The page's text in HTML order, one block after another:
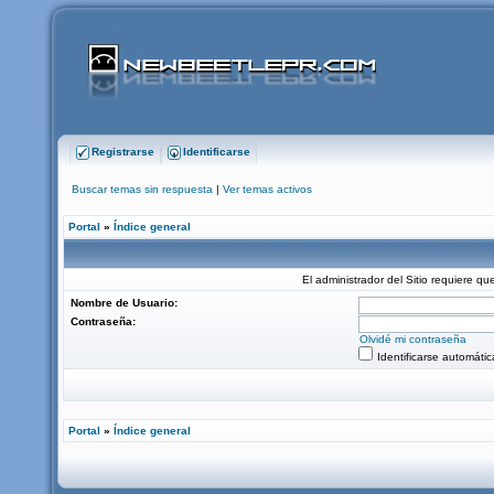
Registrarse Identificarse
Buscar temas sin respuesta | Ver temas activos
Portal » Índice general
El administrador del Sitio requiere
Nombre de Usuario:
Contraseña:
Olvidé mi contraseña
Identificarse
Portal » Índice general